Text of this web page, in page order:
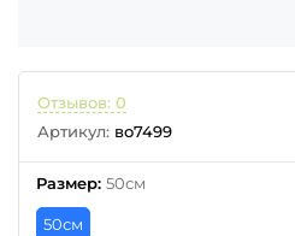
Отзывов: 0
Артикул: во7499
Размер: 50см
50см